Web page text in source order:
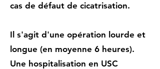
cas de défaut de cicatrisation.
Il s'agit d'une opération lourde et
longue (en moyenne 6 heures).
Une hospitalisation en USC